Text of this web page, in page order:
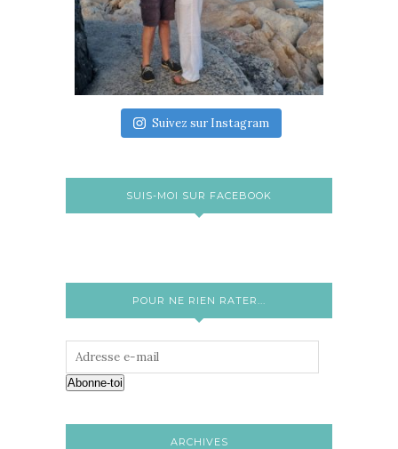
Suivez sur Instagram
SUIS-MOI SUR FACEBOOK
POUR NE RIEN RATER...
Abonne-toi
ARCHIVES